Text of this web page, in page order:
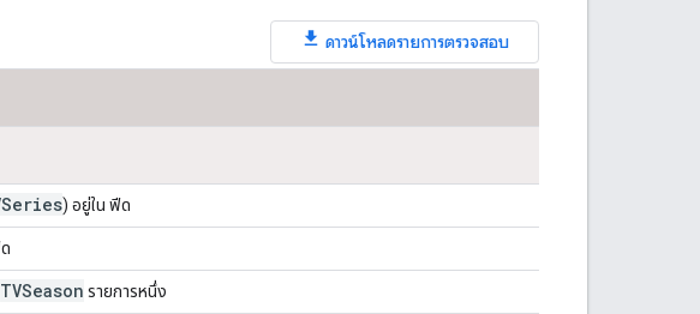
ดาวน์โหลดรายการตรวจสอบ
) อยู่ใน ฟีด
TVSeason รายการหนึ่ง